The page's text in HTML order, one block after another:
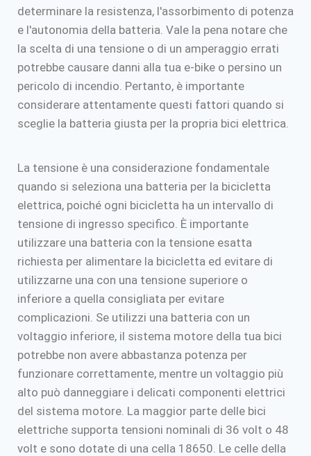
determinare la resistenza, l'assorbimento di potenza
e l'autonomia della batteria. Vale la pena notare che
la scelta di una tensione o di un amperaggio errati
potrebbe causare danni alla tua e-bike o persino un
pericolo di incendio. Pertanto, è importante
considerare attentamente questi fattori quando si
sceglie la batteria giusta per la propria bici elettrica.
La tensione è una considerazione fondamentale
quando si seleziona una batteria per la bicicletta
elettrica, poiché ogni bicicletta ha un intervallo di
tensione di ingresso specifico. È importante
utilizzare una batteria con la tensione esatta
richiesta per alimentare la bicicletta ed evitare di
utilizzarne una con una tensione superiore o
inferiore a quella consigliata per evitare
complicazioni. Se utilizzi una batteria con un
voltaggio inferiore, il sistema motore della tua bici
potrebbe non avere abbastanza potenza per
funzionare correttamente, mentre un voltaggio più
alto può danneggiare i delicati componenti elettrici
del sistema motore. La maggior parte delle bici
elettriche supporta tensioni nominali di 36 volt o 48
volt e sono dotate di una cella 18650. Le celle della